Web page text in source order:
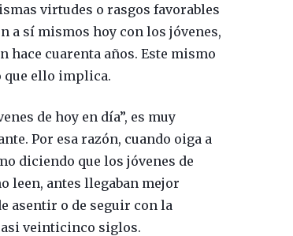
virtudes o rasgos favorables
a sí mismos hoy con los jóvenes,
hace cuarenta años. Este mismo
que ello implica.
de hoy en día”, es muy
Por esa razón, cuando oiga a
diciendo que los jóvenes de
leen, antes llegaban mejor
asentir o de seguir con la
veinticinco siglos.